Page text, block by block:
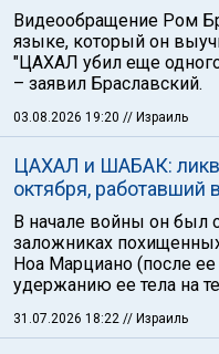
Видеообращение Ром
языке, который он
"ЦАХАЛ убил еще
– заявил Браславский.
03.08.2026 19:20 // Израиль
ЦАХАЛ и ШАБАК:
октября,
В начале войны он был
заложниках
Ноа Марциано (после ее
удержанию ее тела на
31.07.2026 18:22 // Израиль